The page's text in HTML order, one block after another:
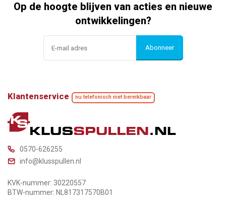
Op de hoogte blijven van acties en nieuwe
ontwikkelingen?
Abonneer
Klantenservice nu telefonisch niet bereikbaar
0570-626255
info@klusspullen.nl
KVK-nummer: 30220557
BTW-nummer: NL817317570B01